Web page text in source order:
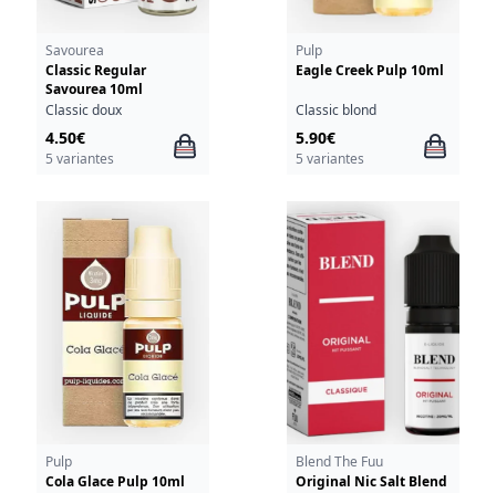
Savourea
Classic Regular
Savourea 10ml
Classic doux
4.50€
5 variantes
Pulp
Eagle Creek Pulp 10ml
Classic blond
5.90€
5 variantes
Pulp
Cola Glace Pulp 10ml
Blend The Fuu
Original Nic Salt Blend